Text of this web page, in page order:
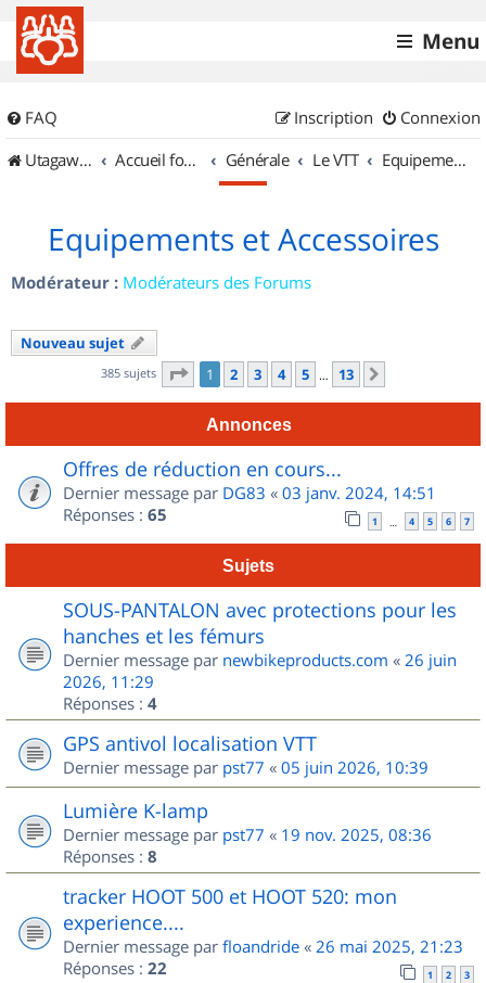
Menu
FAQ Connexion
Inscription
UtagawaVTT (Randos VTT et VTTAE avec traces GPS)
Accueil forum Générale Le VTT Equipements et Accessoires
Equipements et Accessoires
Modérateur : Modérateurs des Forums
Nouveau sujet
385 sujets Page 1sur
1 2 3 4 5 … 13
Annonces
Offres de réduction en cours...
Dernier message par DG83 « 03 janv. 2024, 14:51
Réponses : 65 1 … 4 5 6 7
Sujets
SOUS-PANTALON avec protections pour les
hanches et les fémurs
Dernier message par newbikeproducts.com « 26 juin
2026, 11:29
Réponses : 4
GPS antivol localisation VTT
Dernier message par pst77 « 05 juin 2026, 10:39
Lumière K-lamp
Dernier message par pst77 « 19 nov. 2025, 08:36
Réponses : 8
tracker HOOT 500 et HOOT 520: mon
experience....
Dernier message par floandride « 26 mai 2025, 21:23
Réponses : 22 1 2 3